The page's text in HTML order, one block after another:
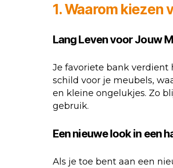
1. Waarom kiezen
Lang Leven voor Jouw
Je favoriete bank verdient
schild voor je meubels,
en kleine ongelukjes. Zo
gebruik.
Een nieuwe look in een
Als je toe bent aan een